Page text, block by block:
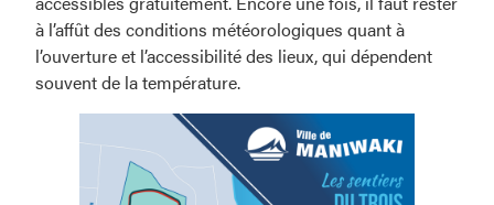
à l’affût des conditions météorologiques quant à
l’ouverture et l’accessibilité des lieux, qui dépendent
souvent de la température.